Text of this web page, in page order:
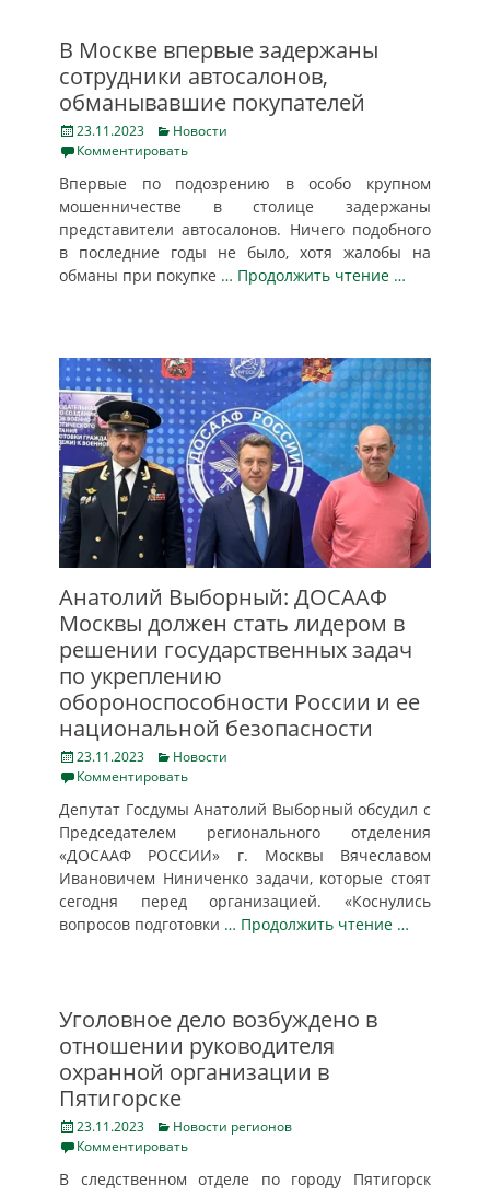
В Москве впервые задержаны
сотрудники автосалонов,
обманывавшие покупателей
Posted
on
23.11.2023 Categories
Новости
Комментировать
Впервые по подозрению в особо крупном
мошенничестве в столице задержаны
представители автосалонов. Ничего подобного
в последние годы не было, хотя жалобы на
обманы при покупке … Продолжить чтение …
Анатолий Выборный: ДОСААФ
Москвы должен стать лидером в
решении государственных задач
по укреплению
обороноспособности России и ее
национальной безопасности
Posted
on
23.11.2023 Categories
Новости
Комментировать
Депутат Госдумы Анатолий Выборный обсудил с
Председателем регионального отделения
«ДОСААФ РОССИИ» г. Москвы Вячеславом
Ивановичем Ниниченко задачи, которые стоят
сегодня перед организацией. «Коснулись
вопросов подготовки … Продолжить чтение …
Уголовное дело возбуждено в
отношении руководителя
охранной организации в
Пятигорске
Posted
on
23.11.2023 Categories
Новости регионов
Комментировать
В следственном отделе по городу Пятигорск